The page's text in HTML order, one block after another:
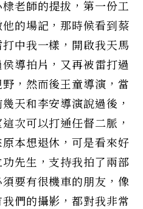
老師的提拔，第一份工
的場記，那時候看到蔡
中我一樣，開啟我天馬
導拍片，又再被雷打過
，然而後王童導演，當
天和李安導演說過後，
次可以打通任督二脈，
本想退休，可是看來好
先生，支持我拍了兩部
要有很機車的朋友，像
們的攝影，都對我非常